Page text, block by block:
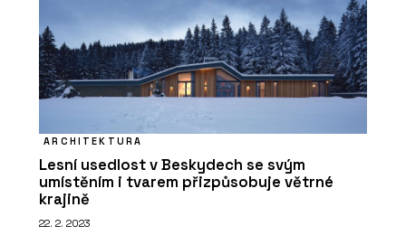
ČLÁNKY
ARCHITEKTURA
Lesní usedlost v Beskydech se svým
umístěním i tvarem přizpůsobuje větrné
krajině
22. 2. 2023